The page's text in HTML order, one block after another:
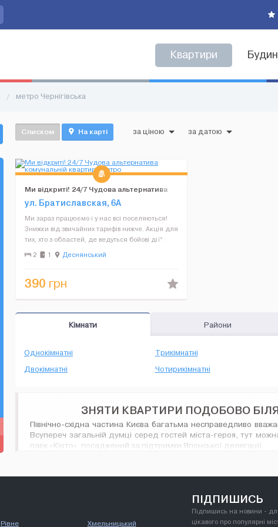
Квартири
/ метро Чернігівська
Списком На карті за ціною за датою
Ми відкриті! 24/7 Чудова альтернатива
комунальній квартирі Метро
ул. Братиславская, 6А
Ми зараз працюємо і у нас всі поселяються!
Знижки від звичайних тарифів нижче. Акція для
тих, хто з областей, де ведуться бойові дії* :
60% знижки на тариф 28 днів!*Мається на увазі
реєстрація в таких областях: Чернігівська,
2 1 Деснянський
390 грн
Кімнати Райони
Однокімнатні
Двокімнатні
Трикімнатні
Чотирикімнатні
ЗНЯТИ КВАРТИРИ ПОДОБОВО
Північно-східна частина Києва багатьма несправедливо
Всупереч загальній думці серед гостей міста-героя, тут
парк «Кіото», посаджений за підтримки Японської делегації.
пишнотою парку, то квартири подобово необхідно орендувати
Недалеко розташована приміська автостанція;
Рівне Хмельницький
ПІДПИШИСЬ
Підпишись на новини -
цікавого про популярні